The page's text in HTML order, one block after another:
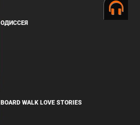
ОДИССЕЯ
BOARD WALK LOVE STORIES